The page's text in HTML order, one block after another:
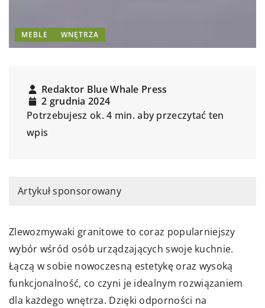
MEBLE WNĘTRZA
Redaktor Blue Whale Press
2 grudnia 2024
Potrzebujesz ok. 4 min. aby przeczytać ten
wpis
Artykuł sponsorowany
Zlewozmywaki granitowe to coraz popularniejszy
wybór wśród osób urządzających swoje kuchnie.
Łączą w sobie nowoczesną estetykę oraz wysoką
funkcjonalność, co czyni je idealnym rozwiązaniem
dla każdego wnętrza. Dzięki odporności na